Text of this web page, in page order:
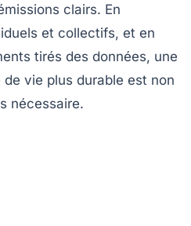
clairs. En
et collectifs, et en
tirés des données, une
vie plus durable est non
nécessaire.